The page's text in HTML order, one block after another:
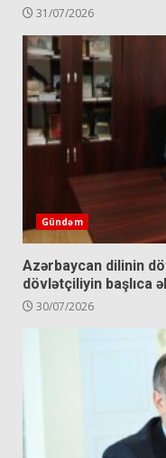
31/07/2026
Gündəm
Azərbaycan dilinin
dövlətçiliyin başlıca
30/07/2026